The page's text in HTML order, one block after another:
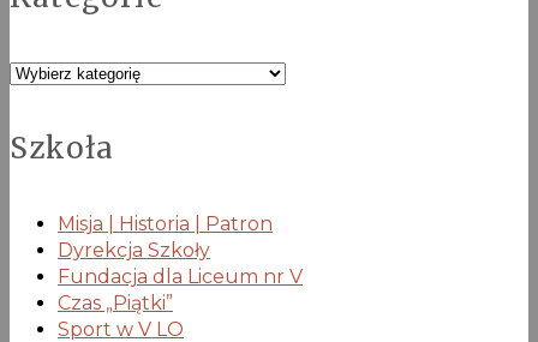
Kategorie
Szkoła
Misja | Historia | Patron
Dyrekcja Szkoły
Fundacja dla Liceum nr V
Czas „Piątki”
Sport w V LO